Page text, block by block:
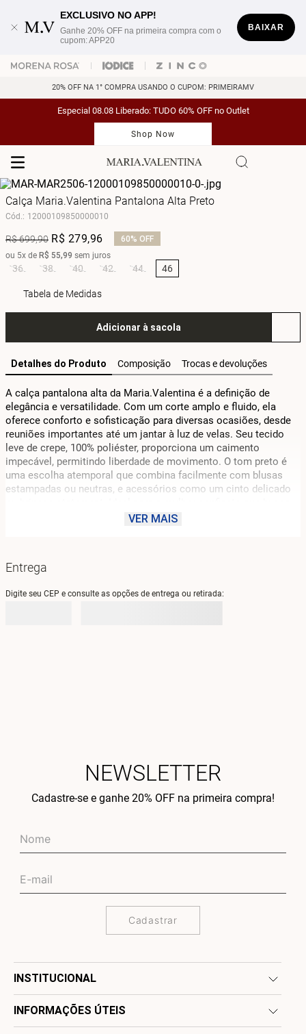
EXCLUSIVO NO APP!
Ganhe 20% OFF na primeira compra com o
cupom: APP20
BAIXAR
20% OFF NA 1° COMPRA USANDO O CUPOM: PRIMEIRAMV
Especial 08.08 Liberado: TUDO 60% OFF no Outlet
Shop Now
Calça Maria.Valentina Pantalona Alta Preto
Cód.: 12000109850000010
R$699,90 R$ 279,96 60% OFF
ou 5x de R$ 55,99 sem juros
36 38 40 42 44 46
Tabela de Medidas
Adicionar à sacola
Detalhes do Produto Composição Trocas e devoluções
A calça pantalona alta da Maria.Valentina é a definição de
elegância e versatilidade. Com um corte amplo e fluido, ela
oferece conforto e sofisticação para diversas ocasiões, desde
reuniões importantes até um jantar à luz de velas. Seu tecido
leve de crepe, 100% poliéster, proporciona um caimento
impecável, permitindo liberdade de movimento. O tom preto é
uma escolha atemporal que combina facilmente com blusas
estampadas ou neutras, e acessórios como um cinto delicado
uma peça que exalte sua feminilidade e estilo. Aposte em looks
VER MAIS
Entrega
Digite seu CEP e consulte as opções de entrega ou retirada:
NEWSLETTER
Cadastre-se e ganhe 20% OFF na primeira compra!
Cadastrar
INSTITUCIONAL
INFORMAÇÕES ÚTEIS